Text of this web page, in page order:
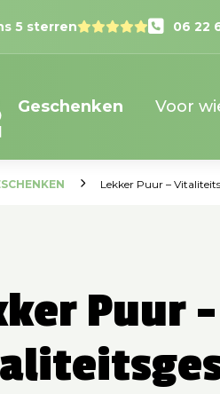
Geschenken Voor
5 sterren 06 22
Lekker Puur –
Puur -